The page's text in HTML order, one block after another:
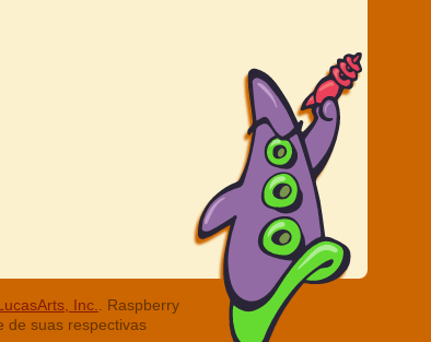
Inc.
. Raspberry
de suas respectivas